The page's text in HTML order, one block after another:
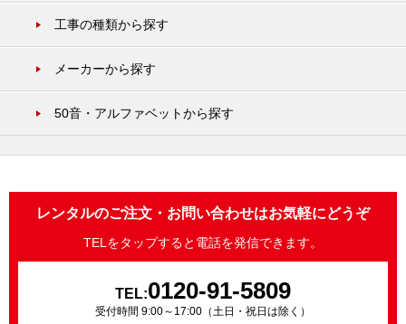
工事の種類から探す
メーカーから探す
50音・アルファベットから探す
レンタルのご注文・お問い合わせはお気軽にどうぞ
TELをタップすると電話を発信できます。
TEL:0120-91-5809
受付時間 9:00～17:00（土日・祝日は除く）